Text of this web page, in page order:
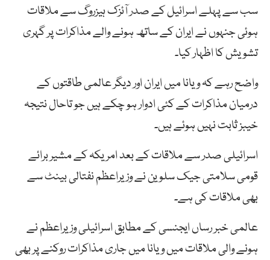
سب سے پہلے اسرائیل کے صدر آئزک ہیزروگ سے ملاقات
ہوئی جنہوں نے ایران کے ساتھ ہونے والے مذاکرات پر گہری
تشویش کا اظہار کیا۔
واضح رہے کہ ویانا میں ایران اور دیگر عالمی طاقتوں کے
درمیان مذاکرات کے کئی ادوار ہو چکے ہیں جو تاحال نتیجہ
خیبز ثابت نہیں ہوئے ہیں۔
اسرائیلی صدر سے ملاقات کے بعد امریکہ کے مشیر برائے
قومی سلامتی جیک سلوین نے وزیراعظم نفتالی بینٹ سے
بھی ملاقات کی ہے۔
عالمی خبر رساں ایجنسی کے مطابق اسرائیلی وزیراعظم نے
ہونے والی ملاقات میں ویانا میں جاری مذاکرات روکنے پر بھی